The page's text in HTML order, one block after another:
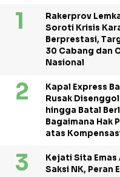
Rakerprov
Soroti Krisis
Berprestasi,
30 Cabang dan
Nasional
Kapal Express
Rusak
hingga Batal
Bagaimana Hak
atas
Kejati Sita
Saksi NK, Peran